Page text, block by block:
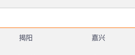
揭阳 嘉兴